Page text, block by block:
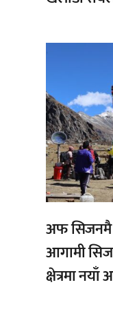
अफ सिजनमै
आगामी
क्षेत्रमा नयाँ